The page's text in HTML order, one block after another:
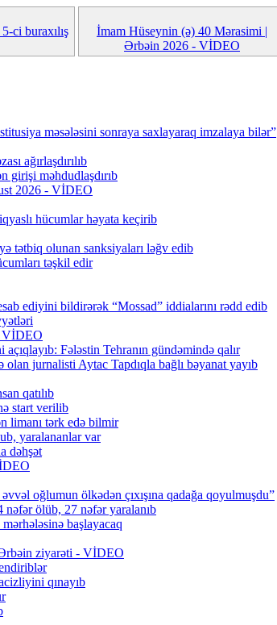
ci buraxılış
İmam Hüseynin (ə) 40 Mərasimi |
Ərbəin 2026 - VİDEO
məsələsini sonraya saxlayaraq imzalaya bilər”
ağırlaşdırılıb
girişi məhdudlaşdırıb
2026 - VİDEO
hücumlar həyata keçirib
tətbiq olunan sanksiyaları ləğv edib
təşkil edir
ediyini bildirərək “Mossad” iddialarını rədd edib
VİDEO
Fələstin Tehranın gündəmində qalır
jurnalisti Aytac Tapdıqla bağlı bəyanat yayıb
qatılıb
start verilib
limanı tərk edə bilmir
yaralananlar var
dəhşət
oğlumun ölkədən çıxışına qadağa qoyulmuşdu”
ölüb, 27 nəfər yaralanıb
başlayacaq
ziyarəti - VİDEO
qınayıb